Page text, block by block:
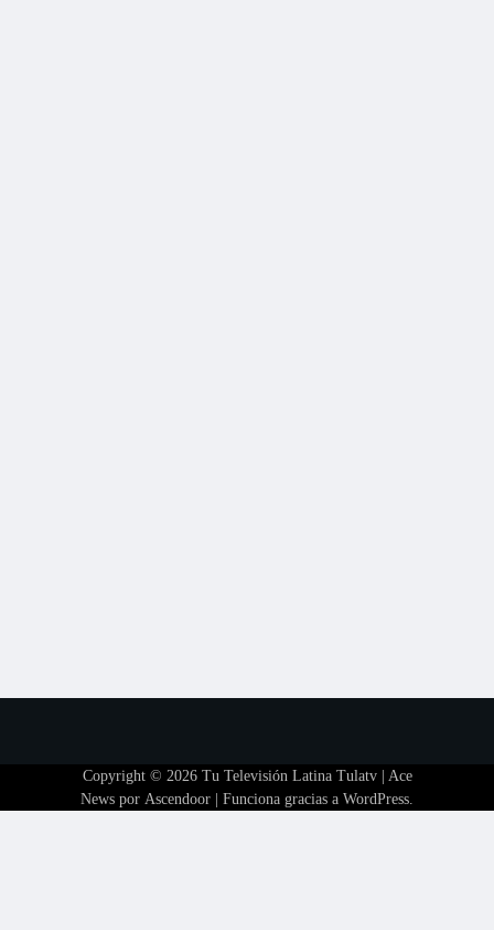
Copyright © 2026 Tu Televisión Latina Tulatv| Ace
News por Ascendoor | Funciona gracias a WordPress